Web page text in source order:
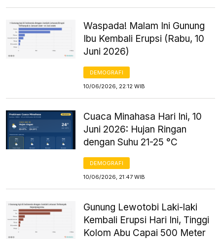
Waspada! Malam Ini Gunung
Ibu Kembali Erupsi (Rabu, 10
Juni 2026)
DEMOGRAFI
10/06/2026, 22:12 WIB
Cuaca Minahasa Hari Ini, 10
Juni 2026: Hujan Ringan
dengan Suhu 21-25 °C
DEMOGRAFI
10/06/2026, 21:47 WIB
Gunung Lewotobi Laki-laki
Kembali Erupsi Hari Ini, Tinggi
Kolom Abu Capai 500 Meter